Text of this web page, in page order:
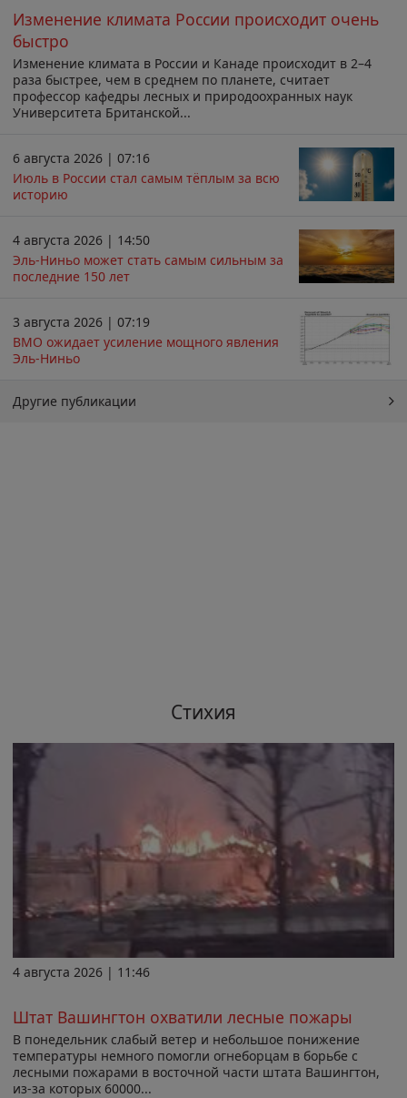
Изменение климата России происходит очень
быстро
Изменение климата в России и Канаде происходит в 2–4
раза быстрее, чем в среднем по планете, считает
профессор кафедры лесных и природоохранных наук
Университета Британской...
6 августа 2026 | 07:16
Июль в России стал самым тёплым за всю
историю
4 августа 2026 | 14:50
Эль-Ниньо может стать самым сильным за
последние 150 лет
3 августа 2026 | 07:19
ВМО ожидает усиление мощного явления
Эль-Ниньо
Другие публикации
Стихия
4 августа 2026 | 11:46
Штат Вашингтон охватили лесные пожары
В понедельник слабый ветер и небольшое понижение
температуры немного помогли огнеборцам в борьбе с
лесными пожарами в восточной части штата Вашингтон,
из-за которых 60000...